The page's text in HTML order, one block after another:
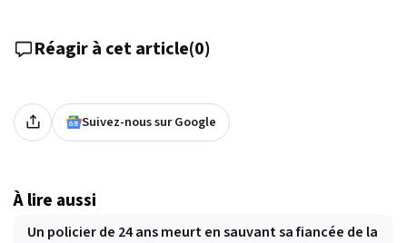
Réagir à cet article(0)
Suivez-nous sur Google
À lire aussi
Un policier de 24 ans meurt en sauvant sa fiancée de la